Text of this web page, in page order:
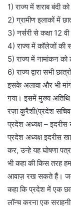
1) राज्य में शराब बंदी
2) ग्रामीण इलाकों में
3) नर्सरी से कक्षा 12
4) राज्य में कॉलेजों की
5) राज्य में नामांकन को
6) राज्य द्वारा सभी
इसके अलावा और भी
गया। इसमें मुख्य
रज़ा कुरैशी(प्रदेश
प्रदेश अध्यक्ष –
प्रदेश अध्यक्ष इदरीस
कर, उन्हे यह घोषणा
भी कहा की किस तरह
आवाज़ रख सकते हैं।
कहा कि प्रदेश में एक
लॉन्च करना एक